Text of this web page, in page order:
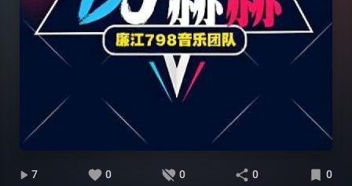
7 0 0 0 0